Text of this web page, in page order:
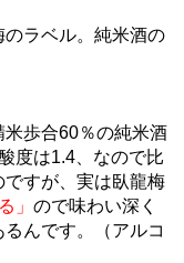
ラベル。純米酒の
歩合60％の純米酒
度は1.4、なので比
すが、実は臥龍梅
」 ので味わい深く
んです。（アルコ